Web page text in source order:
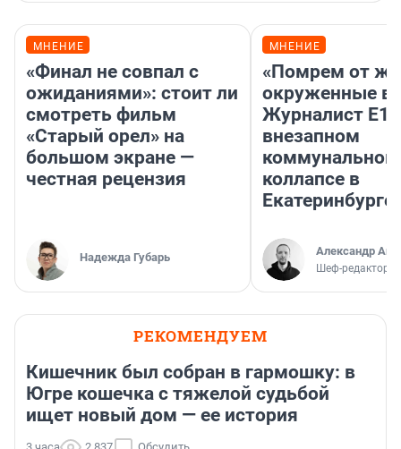
МНЕНИЕ
«Финал не совпал с
ожиданиями»: стоит ли
смотреть фильм
«Старый орел» на
большом экране —
честная рецензия
Надежда Губарь
МНЕНИЕ
«Помрем от
окруженные
Журналист
внезапном
коммунальном
коллапсе в
Екатеринбурге.
Александр
Шеф-редактор
РЕКОМЕНДУЕМ
Кишечник был собран в гармошку: в
Югре кошечка с тяжелой судьбой
ищет новый дом — ее история